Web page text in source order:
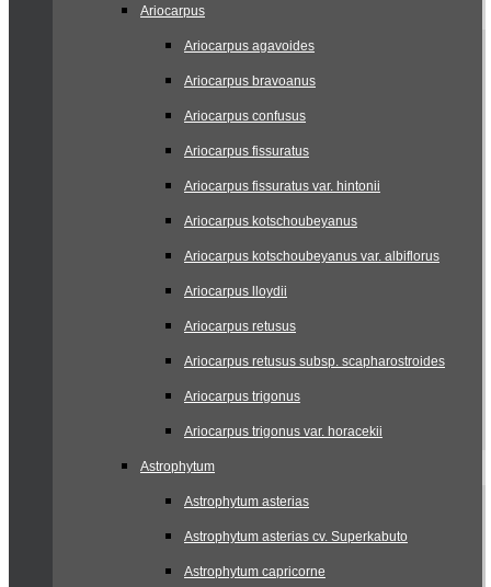
Ariocarpus
Ariocarpus agavoides
Ariocarpus bravoanus
Ariocarpus confusus
Ariocarpus fissuratus
Ariocarpus fissuratus var. hintonii
Ariocarpus kotschoubeyanus
Ariocarpus kotschoubeyanus var. albiflorus
Ariocarpus lloydii
Ariocarpus retusus
Ariocarpus retusus subsp. scapharostroides
Ariocarpus trigonus
Ariocarpus trigonus var. horacekii
Astrophytum
Astrophytum asterias
Astrophytum asterias cv. Superkabuto
Astrophytum capricorne